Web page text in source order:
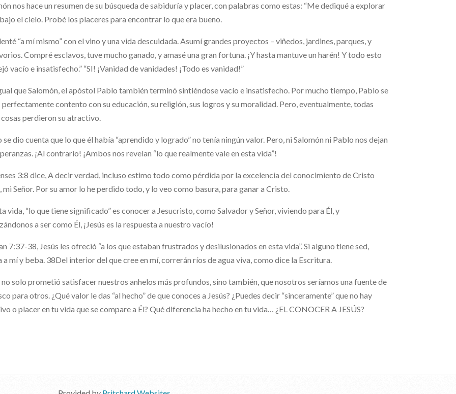
nos hace un resumen de su búsqueda de sabiduría y placer, con palabras como estas: “Me dediqué a explorar
el cielo. Probé los placeres para encontrar lo que era bueno.
“a mí mismo” con el vino y una vida descuidada. Asumí grandes proyectos – viñedos, jardines, parques, y
Compré esclavos, tuve mucho ganado, y amasé una gran fortuna. ¡Y hasta mantuve un harén! Y todo esto
vacío e insatisfecho.” “SI! ¡Vanidad de vanidades! ¡Todo es vanidad!”
que Salomón, el apóstol Pablo también terminó sintiéndose vacío e insatisfecho. Por mucho tiempo, Pablo se
contento con su educación, su religión, sus logros y su moralidad. Pero, eventualmente, todas
perdieron su atractivo.
se dio cuenta que lo que él había “aprendido y logrado” no tenía ningún valor. Pero, ni Salomón ni Pablo nos dejan
¡Al contrario! ¡Ambos nos revelan “lo que realmente vale en esta vida”!
3:8 dice, A decir verdad, incluso estimo todo como pérdida por la excelencia del conocimiento de Cristo
mi Señor. Por su amor lo he perdido todo, y lo veo como basura, para ganar a Cristo.
vida, “lo que tiene significado” es conocer a Jesucristo, como Salvador y Señor, viviendo para Él, y
a ser como Él, ¡Jesús es la respuesta a nuestro vacío!
7:37-38, Jesús les ofreció “a los que estaban frustrados y desilusionados en esta vida”. Si alguno tiene sed,
a mí y beba. 38Del interior del que cree en mí, correrán ríos de agua viva, como dice la Escritura.
no solo prometió satisfacer nuestros anhelos más profundos, sino también, que nosotros seríamos una fuente de
para otros. ¿Qué valor le das “al hecho” de que conoces a Jesús? ¿Puedes decir “sinceramente” que no hay
o placer en tu vida que se compare a Él? Qué diferencia ha hecho en tu vida… ¿EL CONOCER A JESÚS?